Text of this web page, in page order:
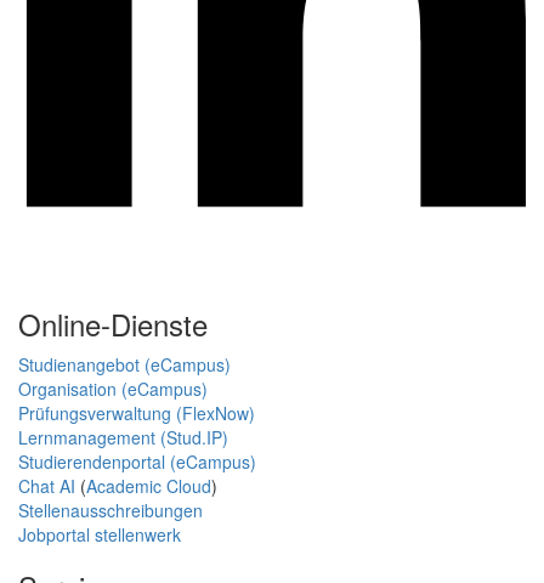
Online-Dienste
Studienangebot (eCampus)
Organisation (eCampus)
Prüfungsverwaltung (FlexNow)
Lernmanagement (Stud.IP)
Studierendenportal (eCampus)
Chat AI (Academic Cloud)
Stellenausschreibungen
Jobportal stellenwerk